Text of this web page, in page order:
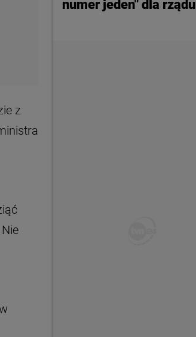
z
numer jeden" dla rządu